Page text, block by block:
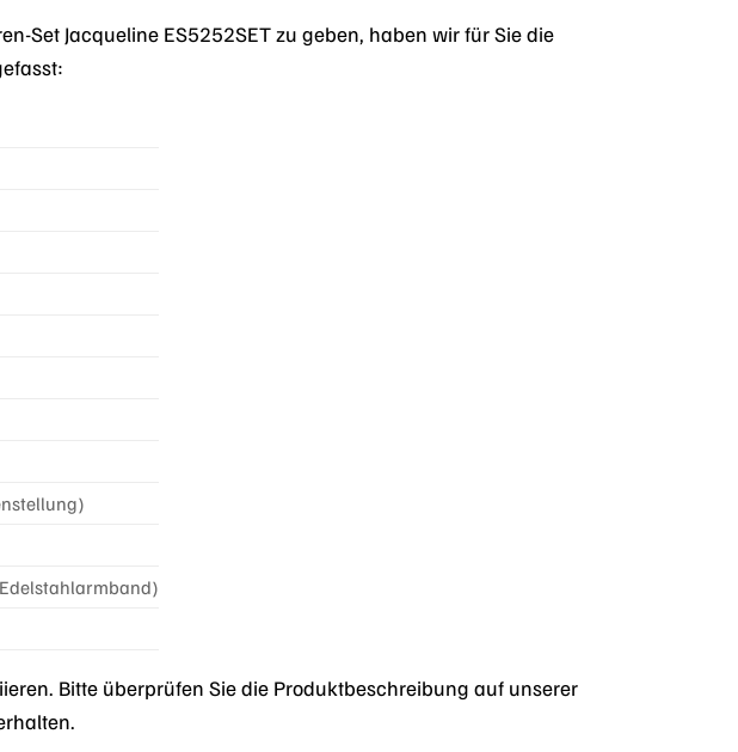
Set Jacqueline ES5252SET zu geben, haben wir für Sie die
Bitte überprüfen Sie die Produktbeschreibung auf unserer